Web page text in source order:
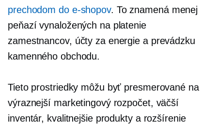
prechodom do e-shopov. To znamená menej
peňazí vynaložených na platenie
zamestnancov, účty za energie a prevádzku
kamenného obchodu.
Tieto prostriedky môžu byť presmerované na
výraznejší marketingový rozpočet, väčší
inventár, kvalitnejšie produkty a rozšírenie